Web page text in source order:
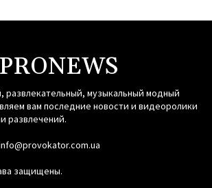
PRONEWS
развлекательный, музыкальный модный
вам последние новости и видеоролики
развлечений.
защищены.